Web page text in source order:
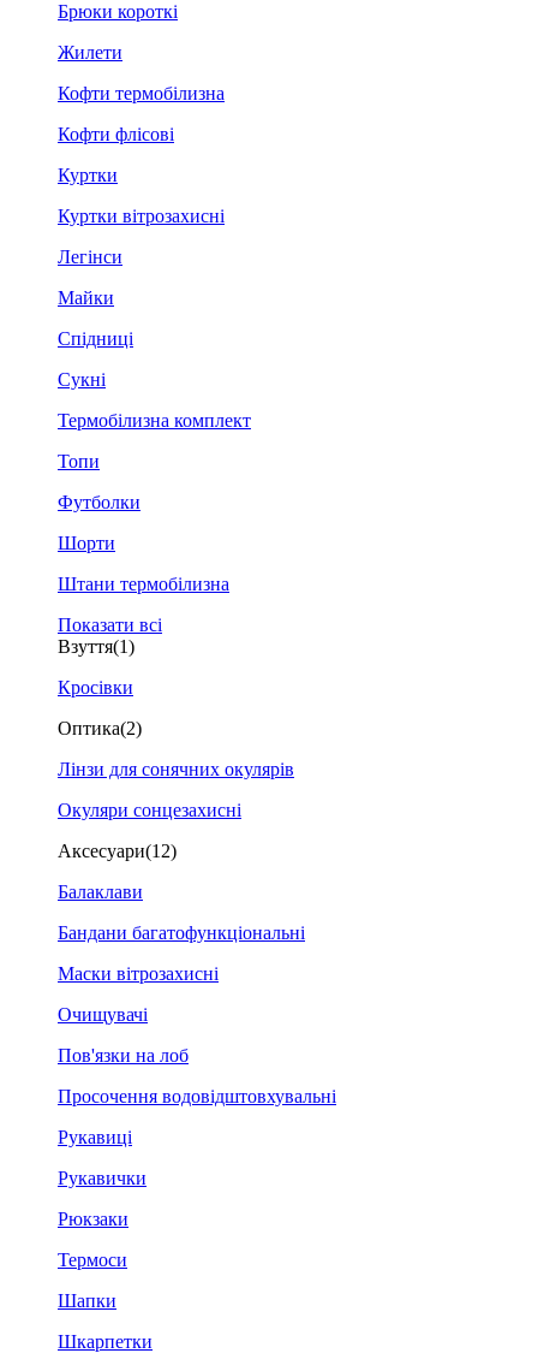
Брюки короткі
Жилети
Кофти термобілизна
Кофти флісові
Куртки
Куртки вітрозахисні
Легінси
Майки
Спідниці
Сукні
Термобілизна комплект
Топи
Футболки
Шорти
Штани термобілизна
Показати всі
Взуття(1)
Кросівки
Оптика(2)
Лінзи для сонячних окулярів
Окуляри сонцезахисні
Аксесуари(12)
Балаклави
Бандани багатофункціональні
Маски вітрозахисні
Очищувачі
Пов'язки на лоб
Просочення водовідштовхувальні
Рукавиці
Рукавички
Рюкзаки
Термоси
Шапки
Шкарпетки